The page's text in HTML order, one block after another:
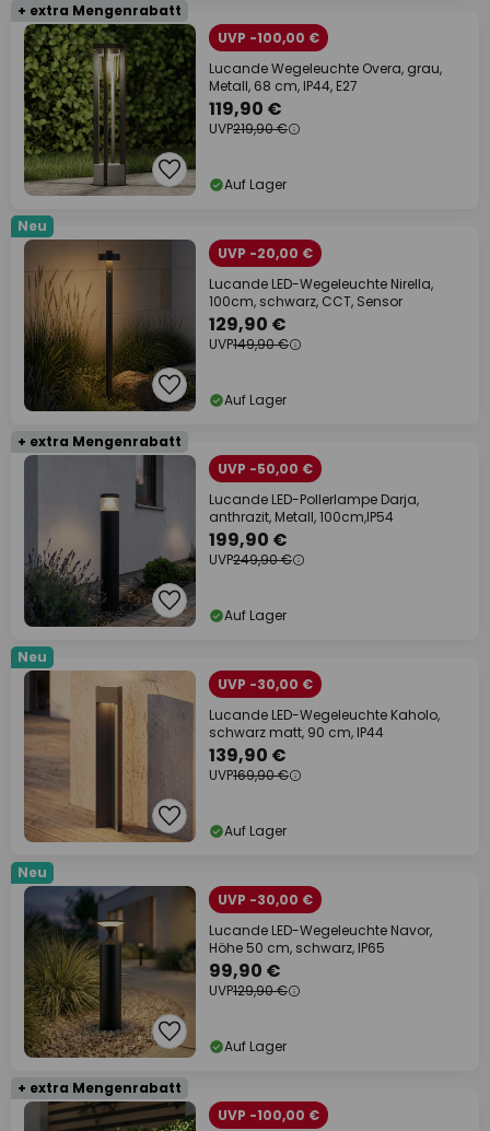
+ extra Mengenrabatt
UVP -100,00 €
Lucande Wegeleuchte Overa, grau,
Metall, 68 cm, IP44, E27
119,90 €
UVP219,90 €
Auf Lager
Neu
UVP -20,00 €
Lucande LED-Wegeleuchte Nirella,
100cm, schwarz, CCT, Sensor
129,90 €
UVP149,90 €
Auf Lager
+ extra Mengenrabatt
UVP -50,00 €
Lucande LED-Pollerlampe Darja,
anthrazit, Metall, 100cm,IP54
199,90 €
UVP249,90 €
Auf Lager
Neu
UVP -30,00 €
Lucande LED-Wegeleuchte Kaholo,
schwarz matt, 90 cm, IP44
139,90 €
UVP169,90 €
Auf Lager
Neu
UVP -30,00 €
Lucande LED-Wegeleuchte Navor,
Höhe 50 cm, schwarz, IP65
99,90 €
UVP129,90 €
Auf Lager
+ extra Mengenrabatt
UVP -100,00 €